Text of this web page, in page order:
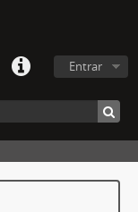
Entrar